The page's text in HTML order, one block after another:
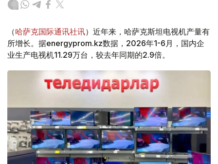
（哈萨克国际通讯社讯）近年来，哈萨克斯坦电视机产量有
所增长。据energyprom.kz数据，2026年1-6月，国内企
业生产电视机11.29万台，较去年同期的2.9倍。